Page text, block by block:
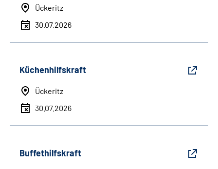
Ückeritz
30.07.2026
Küchenhilfskraft
Ückeritz
30.07.2026
Buffethilfskraft